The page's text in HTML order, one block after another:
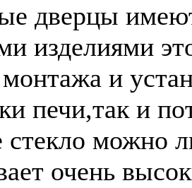
дверцы
изделиями
и
печи,так и
стекло можно
очень